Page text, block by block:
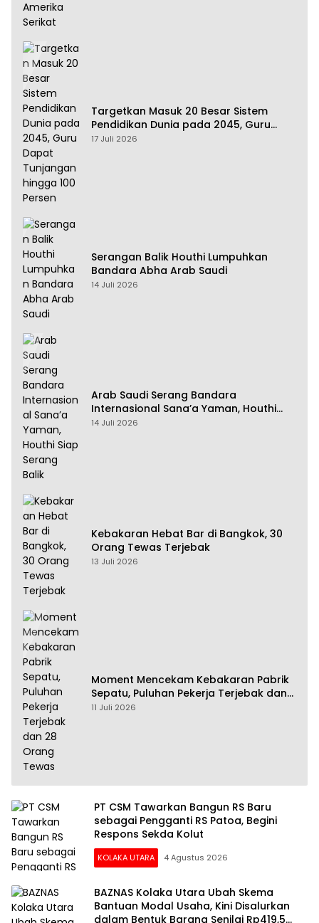
Targetkan Masuk 20 Besar Sistem
Pendidikan Dunia pada 2045, Guru
Dapat Tunjangan hingga 100 Persen
17 Juli 2026
Serangan Balik Houthi Lumpuhkan
Bandara Abha Arab Saudi
14 Juli 2026
Arab Saudi Serang Bandara
Internasional Sana’a Yaman, Houthi
Siap Serang Balik
14 Juli 2026
Kebakaran Hebat Bar di Bangkok, 30
Orang Tewas Terjebak
13 Juli 2026
Moment Mencekam Kebakaran Pabrik
Sepatu, Puluhan Pekerja Terjebak dan
28 Orang Tewas
11 Juli 2026
PT CSM Tawarkan Bangun RS Baru
sebagai Pengganti RS Patoa, Begini
Respons Sekda Kolut
KOLAKA UTARA 4 Agustus 2026
BAZNAS Kolaka Utara Ubah Skema
Bantuan Modal Usaha, Kini Disalurkan
dalam Bentuk Barang Senilai Rp419,5